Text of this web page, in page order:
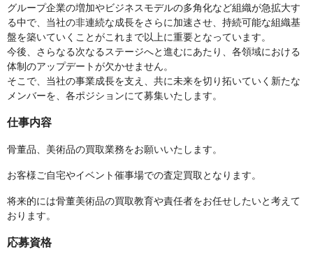
グループ企業の増加やビジネスモデルの多角化など組織が急拡大す
る中で、当社の非連続な成長をさらに加速させ、持続可能な組織基
盤を築いていくことがこれまで以上に重要となっています。
今後、さらなる次なるステージへと進むにあたり、各領域における
体制のアップデートが欠かせません。
そこで、当社の事業成長を支え、共に未来を切り拓いていく新たな
メンバーを、各ポジションにて募集いたします。
仕事内容
骨董品、美術品の買取業務をお願いいたします。
お客様ご自宅やイベント催事場での査定買取となります。
将来的には骨董美術品の買取教育や責任者をお任せしたいと考えて
おります。
応募資格